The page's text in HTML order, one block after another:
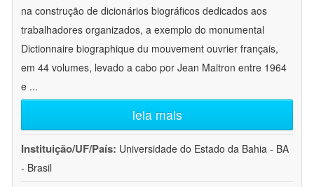
na construção de dicionários biográficos dedicados aos
trabalhadores organizados, a exemplo do monumental
Dictionnaire biographique du mouvement ouvrier français,
em 44 volumes, levado a cabo por Jean Maitron entre 1964
e ...
leia mais
Instituição/UF/País: Universidade do Estado da Bahia - BA
- Brasil